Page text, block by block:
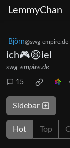
LemmyChan
Björn@swg-empire.de
ich🎮😩iel
swg-empire.de
15
Sidebar
Hot Top